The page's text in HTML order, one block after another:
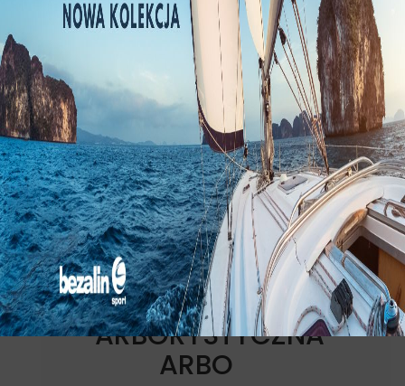
LINA
ARBORYSTYCZNA
ARBO